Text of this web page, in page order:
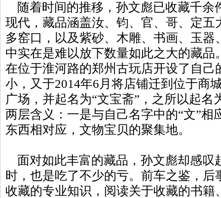
随着时间的推移，孙文彪已收藏千余
现代，藏品涵盖汝、钧、官、哥、定五
多窑口，以及紫砂、木雕、书画、玉
中实在是难以放下数量如此之大的藏品
在位于淮河路的郑州古玩店开设了自己
小，又于2014年6月将店铺迁到位于商
广场，并起名为“文宝斋”，之所以起名
两层含义：一是与自己名字中的“文”相
东西相对应，文物宝贝的聚集地。
面对如此丰富的藏品，孙文彪却感叹
时，也是吃了不少的亏。前车之鉴，
收藏的专业知识，阅读关于收藏的书籍